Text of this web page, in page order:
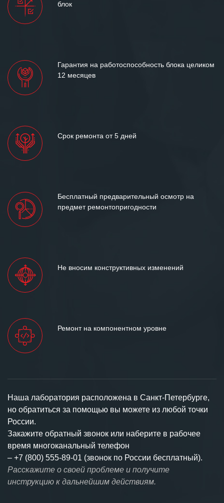
блок
Гарантия на работоспособность блока целиком
12 месяцев
Срок ремонта от 5 дней
Бесплатный предварительный осмотр на
предмет ремонтопригодности
Не вносим конструктивных изменений
Ремонт на компонентном уровне
Наша лаборатория расположена в Санкт-Петербурге,
но обратиться за помощью вы можете из любой точки
России.
Закажите обратный звонок или наберите в рабочее
время многоканальный телефон
– +7 (800) 555-89-01 (звонок по России бесплатный).
Расскажите о своей проблеме и получите
инструкцию к дальнейшим действиям.